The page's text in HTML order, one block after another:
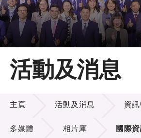
主頁
關於LSCM
技術商品化
項目及資助計劃
活動及消息
活動及消息
主頁 活動及消息 資
多媒體 相片庫 國際